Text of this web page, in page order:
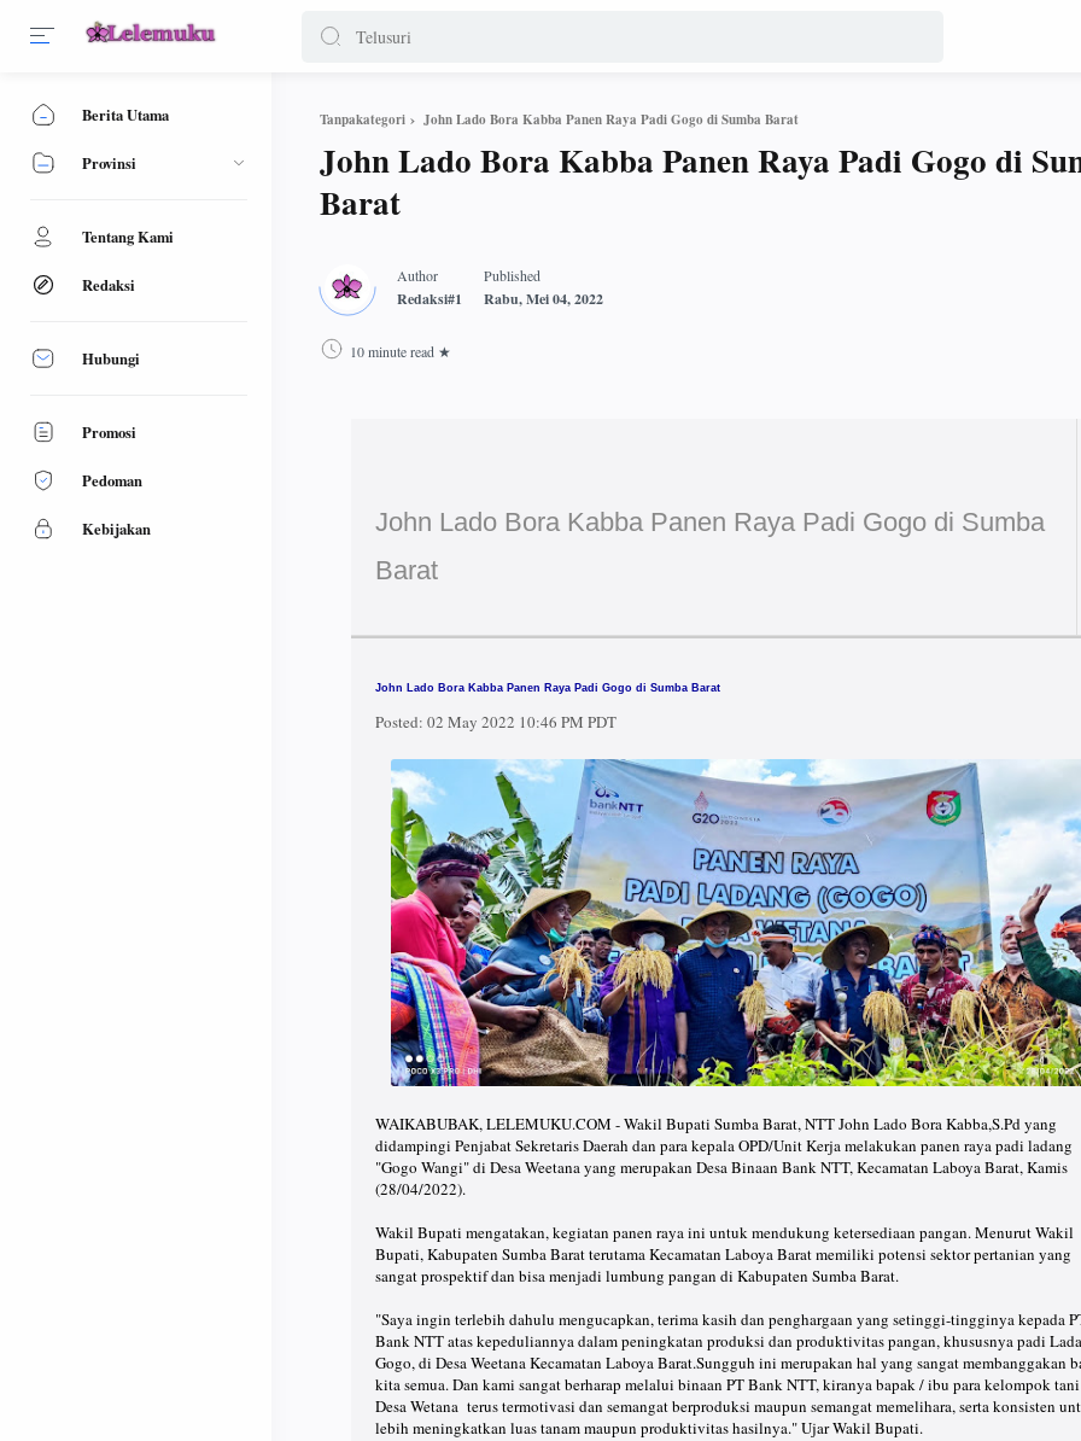
Tanpakategori John Lado Bora Kabba Panen Raya Padi Gogo di Sumba Barat
John Lado Bora Kabba Panen Raya Padi Gogo di
Barat
10 minute read
John Lado Bora Kabba Panen Raya Padi Gogo di Sumba
Barat
John Lado Bora Kabba Panen Raya Padi Gogo di Sumba Barat
Posted: 02 May 2022 10:46 PM PDT
WAIKABUBAK, LELEMUKU.COM - Wakil Bupati Sumba Barat, NTT John Lado Bora Kabba,S.Pd yang
didampingi Penjabat Sekretaris Daerah dan para kepala OPD/Unit Kerja melakukan panen raya padi ladang
"Gogo Wangi" di Desa Weetana yang merupakan Desa Binaan Bank NTT, Kecamatan Laboya Barat, Kamis
(28/04/2022).
Wakil Bupati mengatakan, kegiatan panen raya ini untuk mendukung ketersediaan pangan. Menurut Wakil
Bupati, Kabupaten Sumba Barat terutama Kecamatan Laboya Barat memiliki potensi sektor pertanian yang
sangat prospektif dan bisa menjadi lumbung pangan di Kabupaten Sumba Barat.
"Saya ingin terlebih dahulu mengucapkan, terima kasih dan penghargaan yang setinggi-tingginya kepada
Bank NTT atas kepeduliannya dalam peningkatan produksi dan produktivitas pangan, khususnya padi
Gogo, di Desa Weetana Kecamatan Laboya Barat.Sungguh ini merupakan hal yang sangat membanggakan
kita semua. Dan kami sangat berharap melalui binaan PT Bank NTT, kiranya bapak / ibu para kelompok
Desa Wetana terus termotivasi dan semangat berproduksi maupun semangat memelihara, serta konsisten
lebih meningkatkan luas tanam maupun produktivitas hasilnya." Ujar Wakil Bupati.
Berita Utama
Provinsi
Tentang Kami
Redaksi
Hubungi
Promosi
Pedoman
Kebijakan